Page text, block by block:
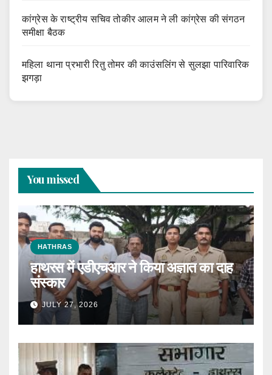
कांग्रेस के राष्ट्रीय सचिव तोकीर आलम ने ली कांग्रेस की संगठन
समीक्षा बैठक
महिला थाना प्रभारी रितु तोमर की काउंसलिंग से सुलझा पारिवारिक
झगड़ा
You missed
HATHRAS
हाथरस में एडीएचआर ने किया अज्ञात का दाह
संस्कार
JULY 27, 2026